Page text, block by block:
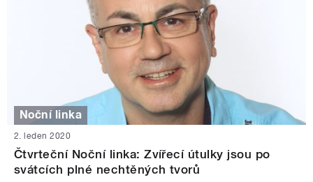
Noční linka
2. leden 2020
Čtvrteční Noční linka: Zvířecí útulky jsou po
svátcích plné nechtěných tvorů